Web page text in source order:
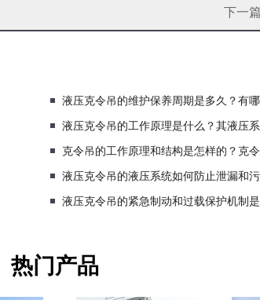
下一
液压克令吊的维护保养周期是多久？有
液压克令吊的工作原理是什么？其液压
克令吊的工作原理和结构是怎样的？克
液压克令吊的液压系统如何防止泄漏和
液压克令吊的紧急制动和过载保护机制
热门产品